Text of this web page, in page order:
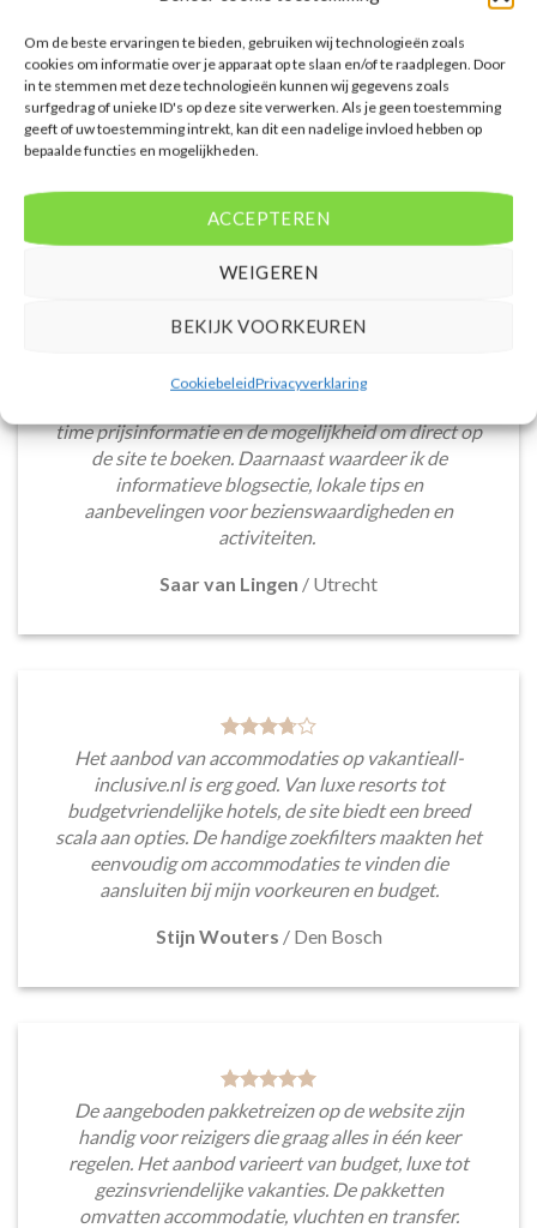
Om de beste ervaringen te bieden, gebruiken wij technologieën zoals
cookies om informatie over je apparaat op te slaan en/of te raadplegen. Door
in te stemmen met deze technologieën kunnen wij gegevens zoals
surfgedrag of unieke ID's op deze site verwerken. Als je geen toestemming
geeft of uw toestemming intrekt, kan dit een nadelige invloed hebben op
bepaalde functies en mogelijkheden.
ACCEPTEREN
WEIGEREN
BEKIJK VOORKEUREN
CookiebeleidPrivacyverklaring
PRIJZEN EN BOEKEN
349.00 per persoon.
PRIJZEN EN BOEKEN
WAT ZE OVER ONS ZEGGEN
accommodaties met verschillende filters zoals
time prijsinformatie en de mogelijkheid om direct op
de site te boeken. Daarnaast waardeer ik de
informatieve blogsectie, lokale tips en
aanbevelingen voor bezienswaardigheden en
activiteiten.
Saar van Lingen / Utrecht
Het aanbod van accommodaties op vakantieall-
inclusive.nl is erg goed. Van luxe resorts tot
budgetvriendelijke hotels, de site biedt een breed
scala aan opties. De handige zoekfilters maakten het
eenvoudig om accommodaties te vinden die
aansluiten bij mijn voorkeuren en budget.
Stijn Wouters / Den Bosch
De aangeboden pakketreizen op de website zijn
handig voor reizigers die graag alles in één keer
regelen. Het aanbod varieert van budget, luxe tot
gezinsvriendelijke vakanties. De pakketten
omvatten accommodatie, vluchten en transfer.